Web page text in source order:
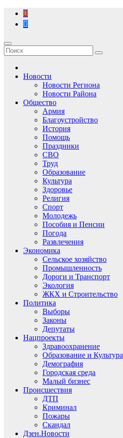
Перейти
содержимому
Новости
Новости Региона
Новости Района
Общество
Армия
Благоустройство
История
Помощь
Праздники
СВО
Труд
Образование
Культура
Здоровье
Религия
Спорт
Молодежь
Пособия и Пенсии
Погода
Развлечения
Экономика
Сельское хозяйство
Промышленность
Дороги и Транспорт
Экология
ЖКХ и Строительство
Политика
Выборы
Законы
Депутаты
Нацпроекты
Здравоохранение
Образование и Культура
Демография
Городская среда
Малый бизнес
Происшествия
ДТП
Криминал
Пожары
Скандал
Дзен.Новости